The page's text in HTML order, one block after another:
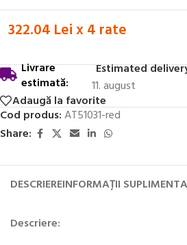
322.04 Lei x 4 rate
Livrare
estimată:
Estimated
11. august
Adaugă la favorite
Cod produs:AT51031-red
Share:
DESCRIEREINFORMAȚII
Descriere: